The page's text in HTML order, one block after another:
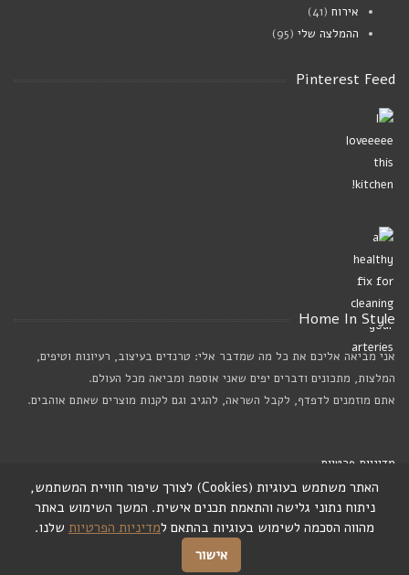
אירוח (41)
ההמלצה שלי (95)
Pinterest Feed
Home In Style
אני מביאה אליכם את כל מה שמדבר אלי: טרנדים בעיצוב, רעיונות וטיפים,
המלצות, מתכונים ודברים יפים שאני אוספת ומביאה מכל העולם.
אתם מוזמנים לדפדף, לקבל השראה, להגיב וגם לקנות מוצרים שאתם אוהבים.
מדיניות פרטיות
האתר משתמש בעוגיות (Cookies) לצורך שיפור חוויית המשתמש,
ניתוח נתוני גלישה והתאמת תכנים אישית. המשך השימוש באתר
מהווה הסכמה לשימוש בעוגיות בהתאם למדיניות הפרטיות שלנו.
אישור